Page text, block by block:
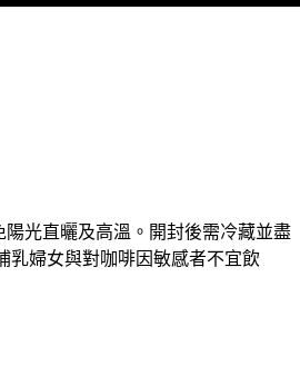
光直曬及高溫。開封後需冷藏並盡
乳婦女與對咖啡因敏感者不宜飲